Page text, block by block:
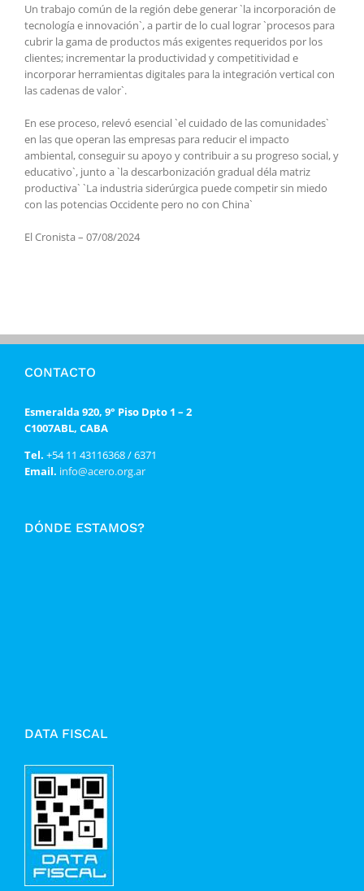
Un trabajo común de la región debe generar `la incorporación de
tecnología e innovación`, a partir de lo cual lograr `procesos para
cubrir la gama de productos más exigentes requeridos por los
clientes; incrementar la productividad y competitividad e
incorporar herramientas digitales para la integración vertical con
las cadenas de valor`.
En ese proceso, relevó esencial `el cuidado de las comunidades`
en las que operan las empresas para reducir el impacto
ambiental, conseguir su apoyo y contribuir a su progreso social, y
educativo`, junto a `la descarbonización gradual déla matriz
productiva` `La industria siderúrgica puede competir sin miedo
con las potencias Occidente pero no con China`
El Cronista – 07/08/2024
CONTACTO
Esmeralda 920, 9° Piso Dpto 1 – 2
C1007ABL, CABA
Tel. +54 11 43116368 / 6371
Email. info@acero.org.ar
DÓNDE ESTAMOS?
DATA FISCAL